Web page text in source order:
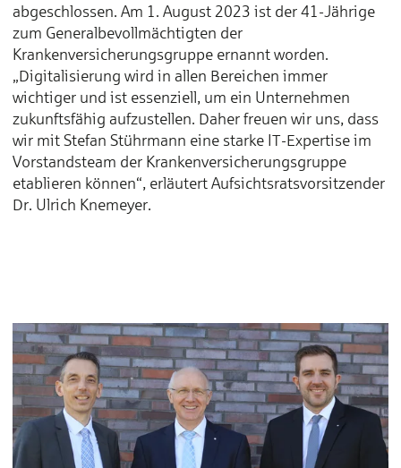
abgeschlossen. Am 1. August 2023 ist der 41-Jährige
zum Generalbevollmächtigten der
Krankenversicherungsgruppe ernannt worden.
„Digitalisierung wird in allen Bereichen immer
wichtiger und ist essenziell, um ein Unternehmen
zukunftsfähig aufzustellen. Daher freuen wir uns, dass
wir mit Stefan Stührmann eine starke IT-Expertise im
Vorstandsteam der Krankenversicherungsgruppe
etablieren können“, erläutert Aufsichtsratsvorsitzender
Dr. Ulrich Knemeyer.